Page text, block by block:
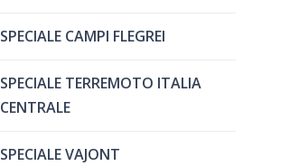
SPECIALE CAMPI FLEGREI
SPECIALE TERREMOTO ITALIA
CENTRALE
SPECIALE VAJONT